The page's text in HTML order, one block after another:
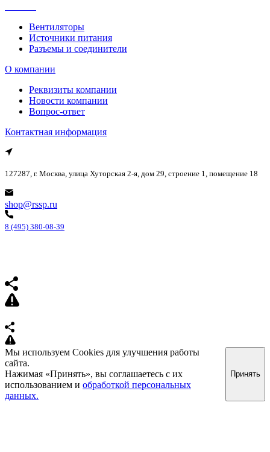
Вентиляторы
Источники питания
Разъемы и соединители
О компании
Реквизиты компании
Новости компании
Вопрос-ответ
Контактная информация
127287, г. Москва, улица Хуторская 2-я, дом 29, строение 1, помещение 18
shop@rssp.ru
8 (495) 380-08-39
Мы используем Cookies для улучшения работы
сайта.
Нажимая «Принять», вы соглашаетесь с их
использованием и обработкой персональных
данных.
Принять